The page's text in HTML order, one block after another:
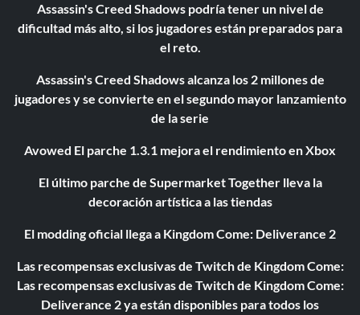
Assassin's Creed Shadows podría tener un nivel de
dificultad más alto, si los jugadores están preparados para
el reto.
Assassin's Creed Shadows alcanza los 2 millones de
jugadores y se convierte en el segundo mayor lanzamiento
de la serie
Avowed El parche 1.3.1 mejora el rendimiento en Xbox
El último parche de Supermarket Together lleva la
decoración artística a las tiendas
El modding oficial llega a Kingdom Come: Deliverance 2
Las recompensas exclusivas de Twitch de Kingdom Come:
Las recompensas exclusivas de Twitch de Kingdom Come:
Deliverance 2 ya están disponibles para todos los